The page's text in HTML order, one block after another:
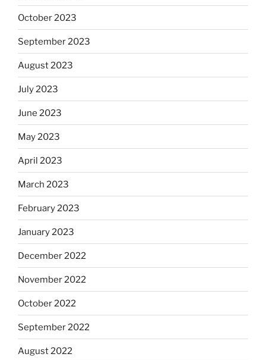
October 2023
September 2023
August 2023
July 2023
June 2023
May 2023
April 2023
March 2023
February 2023
January 2023
December 2022
November 2022
October 2022
September 2022
August 2022